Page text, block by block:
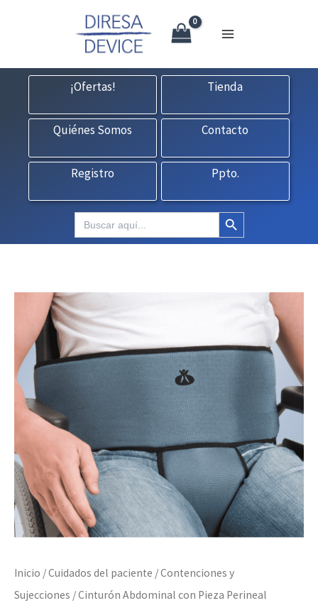
consultas@fedbuy.es| Formulario | Tlf.
¡Ofertas!
Tienda
Quiénes Somos Contacto
Registro Ppto.
Buscar: Botón de búsqueda
Inicio /Cuidados del paciente /Contenciones y
Sujecciones / Cinturón Abdominal con Pieza Perineal